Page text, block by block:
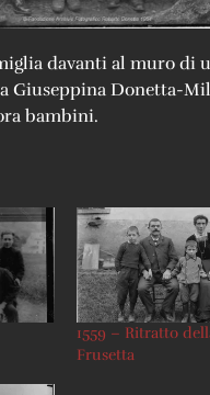
davanti al muro di
Giuseppina Donetta-
bambini.
1559 – Ritratto
Frusetta